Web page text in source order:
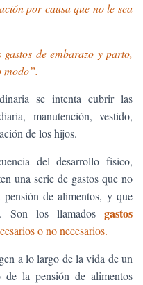
por causa que no le sea
de embarazo y parto,
modo”.
se intenta cubrir las
manutención, vestido,
de los hijos.
del desarrollo físico,
una serie de gastos que no
de alimentos, y que
Son los llamados gastos
o no necesarios.
a lo largo de la vida de un
la pensión de alimentos